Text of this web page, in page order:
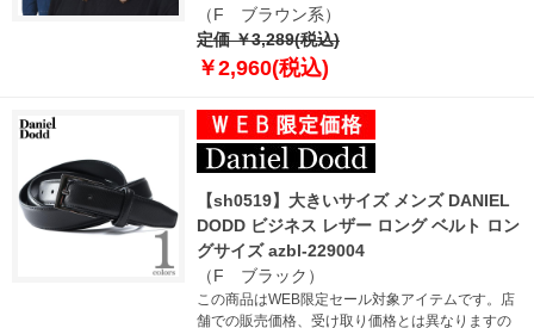
（F ブラウン系）
定価 ￥3,289(税込)
￥2,960(税込)
【sh0519】大きいサイズ メンズ DANIEL
DODD ビジネス レザー ロング ベルト ロン
グサイズ azbl-229004
（F ブラック）
この商品はWEB限定セール対象アイテムです。店
舗での販売価格、受け取り価格とは異なりますの